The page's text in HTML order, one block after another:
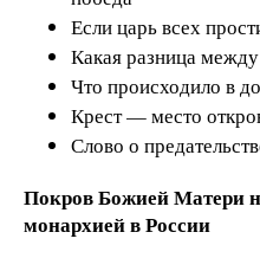
Если царь всех
Какая разница
Что происходило в
Крест — место
Слово о
Покров Божией Матери
монархией в России